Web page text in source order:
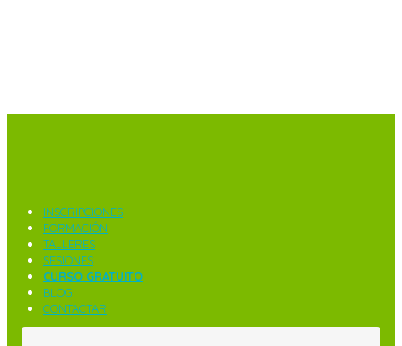
INSCRIPCIONES
FORMACIÓN
TALLERES
SESIONES
CURSO GRATUITO
BLOG
CONTACTAR